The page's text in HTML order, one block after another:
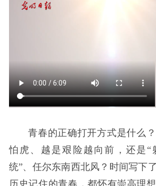
青春的正确打开方式是什么
怕虎、越是艰险越向前，还是“
统”、任尔东南西北风？时间写下